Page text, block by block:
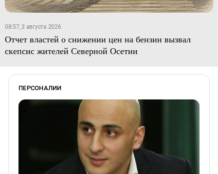
08:57, 3 августа 2026
Отчет властей о снижении цен на бензин вызвал
скепсис жителей Северной Осетии
ПЕРСОНАЛИИ